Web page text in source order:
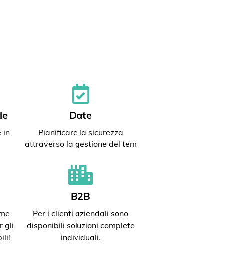
in
Date
Pianificare la sicurezza
attraverso la gestione del tem
gli
B2B
Per i clienti aziendali sono
disponibili soluzioni complete
individuali.